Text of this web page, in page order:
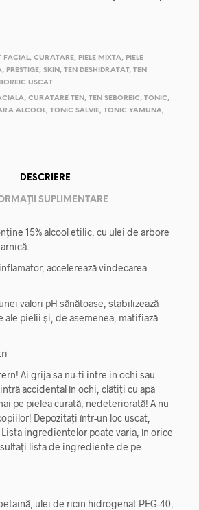
FACIAL, CURATARE, PIELE MIXTA, PIELE
, PRESTIGE, SKIN , TEN DESHIDRATAT, TEN
USCAT
, CURATARE TEN , TEN SEBOREIC, TONIC,
ALCOOL, TONIC SALVIE, TONIC YAMUNA,
DESCRIERE
SUPLIMENTARE
15% alcool etilic, cu ulei de arbore
accelerează vindecarea
valori pH sănătoase, stabilizează
pielii și, de asemenea, matifiază
Ai grija sa nu-ti intre in ochi sau
accidental în ochi, clătiți cu apă
pe pielea curată, nedeteriorată! A nu
Depozitați într-un loc uscat,
ingredientelor poate varia, în orice
lista de ingrediente de pe
ulei de ricin hidrogenat PEG-40,